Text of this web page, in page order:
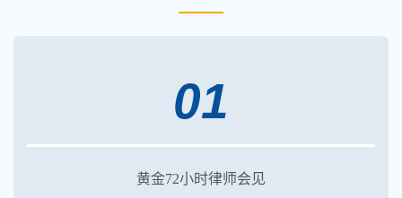
01
黄金72小时律师会见